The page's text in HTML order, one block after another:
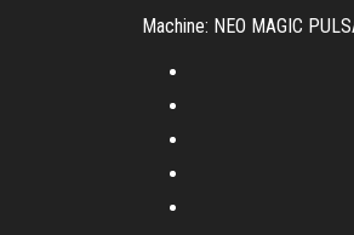
Machine: NEO MAGIC